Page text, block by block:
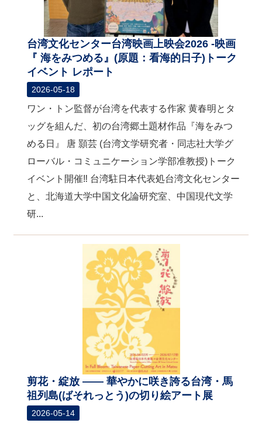
台湾文化センター台湾映画上映会2026 -映画
『 海をみつめる』(原題：看海的日子)トーク
イベント レポート
2026-05-18
ワン・トン監督が台湾を代表する作家 黄春明とタ
ッグを組んだ、初の台湾郷土題材作品『海をみつ
める日』 唐 顥芸 (台湾文学研究者・同志社大学グ
ローバル・コミュニケーション学部准教授)トーク
イベント開催‼ 台湾駐日本代表処台湾文化センター
と、北海道大学中国文化論研究室、中国現代文学
研...
剪花・綻放 ―― 華やかに咲き誇る台湾・馬
祖列島(ばそれっとう)の切り絵アート展
2026-05-14